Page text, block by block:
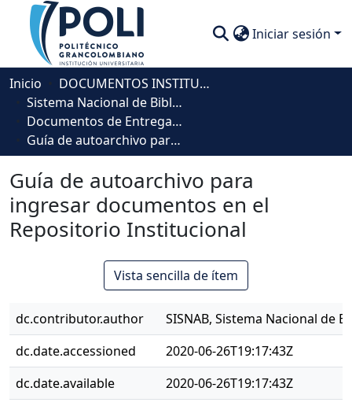
Iniciar sesión
Comunidades
Descubre
Estadísticas
Inicio
DOCUMENTOS INSTITUCIONALES
Sistema Nacional de Bibliotecas - SISNAB
Documentos de Entrega de Trabajos de Investigación
Guía de autoarchivo para ingresar documentos en el Repositorio Institucional
Guía de autoarchivo para
ingresar documentos en el
Repositorio Institucional
Vista sencilla de ítem
dc.contributor.author
SISNAB, Sistema Nacional de
dc.date.accessioned
2020-06-26T19:17:43Z
dc.date.available
2020-06-26T19:17:43Z